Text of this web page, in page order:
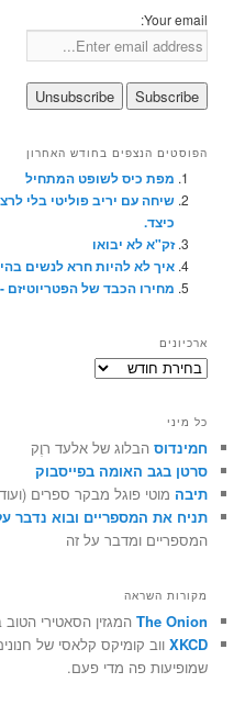
Your email:
הפוסטים הנצפים בחודש האחרון
מפת כיס לשופט המתחיל
שיחה עם יריב פוליטי בלי
כיצד.
זק"א לא יבואו
איך לא להיות חרא לנשים
מחירו הכבד של הפטריוטיזם
ארכיונים
ארכיונים
כל מיני
חמינדוס הבלוג של אלעד רוֶק
סרטן בגב האומה בפייסבוק
תיבה מוטי פוגל מבקר ספרים
תניח את המספריים ובוא נדבר
המספריים ומדבר על זה
מקורות השראה
The Onion המגזין הסאטירי
XKCD ווב קומיקס קלאסי של
שמופיעות פה מדי פעם.